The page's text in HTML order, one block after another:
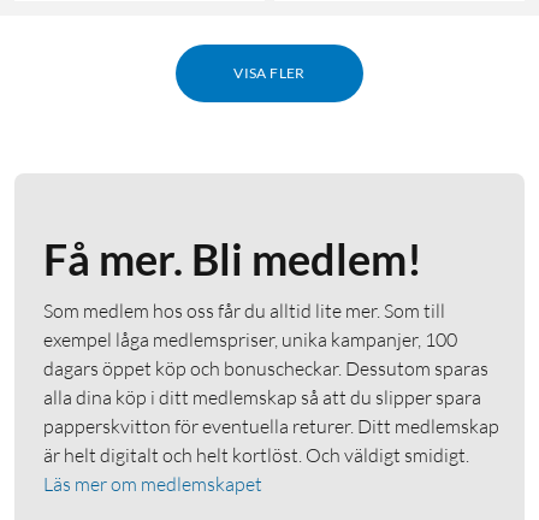
VISA FLER
Få mer. Bli medlem!
Som medlem hos oss får du alltid lite mer. Som till
exempel låga medlemspriser, unika kampanjer, 100
dagars öppet köp och bonuscheckar. Dessutom sparas
alla dina köp i ditt medlemskap så att du slipper spara
papperskvitton för eventuella returer. Ditt medlemskap
är helt digitalt och helt kortlöst. Och väldigt smidigt.
Läs mer om medlemskapet